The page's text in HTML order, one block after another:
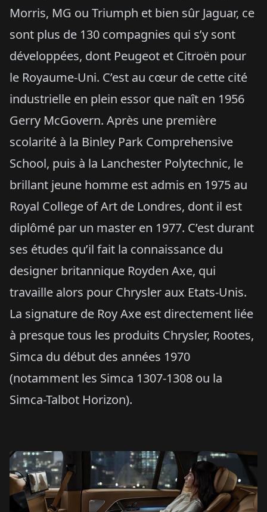
Morris, MG ou Triumph et bien sûr Jaguar, ce
sont plus de 130 compagnies qui s’y sont
développées, dont Peugeot et Citroën pour
le Royaume-Uni. C’est au cœur de cette cité
industrielle en plein essor que naît en 1956
Gerry McGovern. Après une première
scolarité à la Binley Park Comprehensive
School, puis à la Lanchester Polytechnic, le
brillant jeune homme est admis en 1975 au
Royal College of Art de Londres, dont il est
diplômé par un master en 1977. C’est durant
ses études qu’il fait la connaissance du
designer britannique Royden Axe, qui
travaille alors pour Chrysler aux Etats-Unis.
La signature de Roy Axe est directement liée
à presque tous les produits Chrysler, Rootes,
Simca du début des années 1970
(notamment les Simca 1307-1308 ou la
Simca-Talbot Horizon).